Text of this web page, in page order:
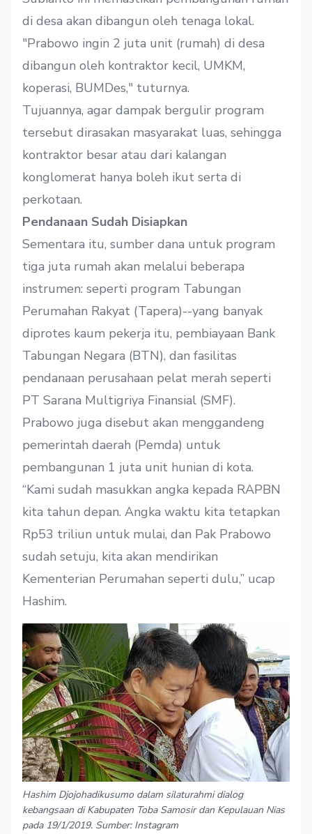
di desa akan dibangun oleh tenaga lokal.
"Prabowo ingin 2 juta unit (rumah) di desa
dibangun oleh kontraktor kecil, UMKM,
koperasi, BUMDes," tuturnya.
Tujuannya, agar dampak bergulir program
tersebut dirasakan masyarakat luas, sehingga
kontraktor besar atau dari kalangan
konglomerat hanya boleh ikut serta di
perkotaan.
Pendanaan Sudah Disiapkan
Sementara itu, sumber dana untuk program
tiga juta rumah akan melalui beberapa
instrumen: seperti program Tabungan
Perumahan Rakyat (Tapera)--yang banyak
diprotes kaum pekerja itu, pembiayaan Bank
Tabungan Negara (BTN), dan fasilitas
pendanaan perusahaan pelat merah seperti
PT Sarana Multigriya Finansial (SMF).
Prabowo juga disebut akan menggandeng
pemerintah daerah (Pemda) untuk
pembangunan 1 juta unit hunian di kota.
“Kami sudah masukkan angka kepada RAPBN
kita tahun depan. Angka waktu kita tetapkan
Rp53 triliun untuk mulai, dan Pak Prabowo
sudah setuju, kita akan mendirikan
Kementerian Perumahan seperti dulu,” ucap
Hashim.
Hashim Djojohadikusumo dalam silaturahmi dialog
kebangsaan di Kabupaten Toba Samosir dan Kepulauan Nias
pada 19/1/2019. Sumber: Instagram